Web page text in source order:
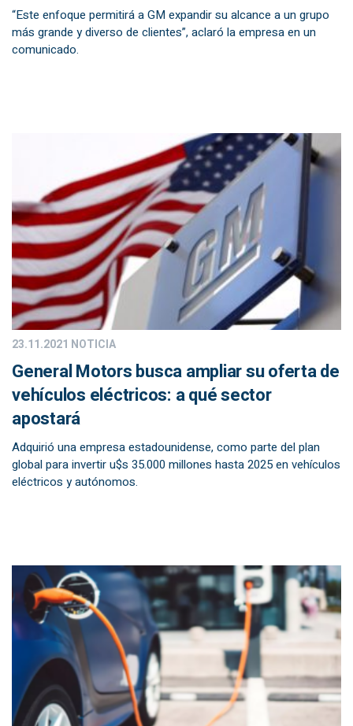
“Este enfoque permitirá a GM expandir su alcance a un grupo
más grande y diverso de clientes”, aclaró la empresa en un
comunicado.
23.11.2021 NOTICIA
General Motors busca ampliar su oferta de
vehículos eléctricos: a qué sector
apostará
Adquirió una empresa estadounidense, como parte del plan
global para invertir u$s 35.000 millones hasta 2025 en vehículos
eléctricos y autónomos.